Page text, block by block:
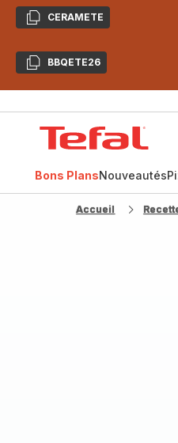
CopierCERAMETE
CopierBBQETE26
Bons PlansNouveautés
Accueil